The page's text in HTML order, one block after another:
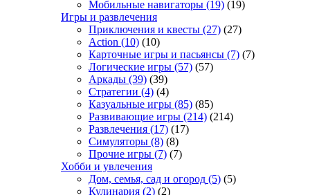
Мобильные навигаторы (19) (19)
Игры и развлечения
Приключения и квесты (27) (27)
Action (10) (10)
Карточные игры и пасьянсы (7) (7)
Логические игры (57) (57)
Аркады (39) (39)
Стратегии (4) (4)
Казуальные игры (85) (85)
Развивающие игры (214) (214)
Развлечения (17) (17)
Симуляторы (8) (8)
Прочие игры (7) (7)
Хобби и увлечения
Дом, семья, сад и огород (5) (5)
Кулинария (2) (2)